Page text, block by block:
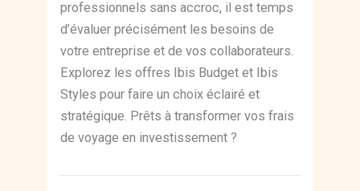
professionnels sans accroc, il est temps
d’évaluer précisément les besoins de
votre entreprise et de vos collaborateurs.
Explorez les offres Ibis Budget et Ibis
Styles pour faire un choix éclairé et
stratégique. Prêts à transformer vos frais
de voyage en investissement ?